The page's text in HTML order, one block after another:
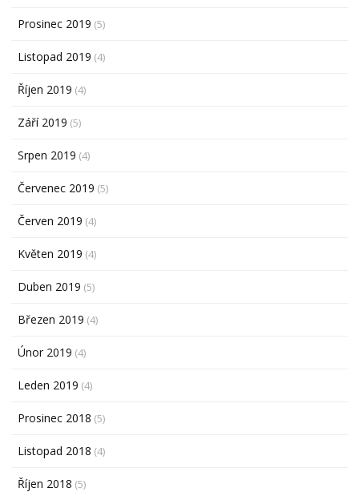
Prosinec 2019 (5)
Listopad 2019 (4)
Říjen 2019 (4)
Září 2019 (5)
Srpen 2019 (4)
Červenec 2019 (5)
Červen 2019 (4)
Květen 2019 (4)
Duben 2019 (5)
Březen 2019 (4)
Únor 2019 (4)
Leden 2019 (4)
Prosinec 2018 (5)
Listopad 2018 (4)
Říjen 2018 (5)